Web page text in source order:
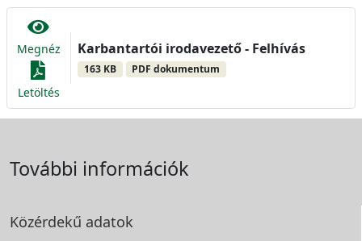
Megnéz
Letöltés
Karbantartói irodavezető - Felhívás
163 KB PDF dokumentum
További információk
Közérdekű adatok